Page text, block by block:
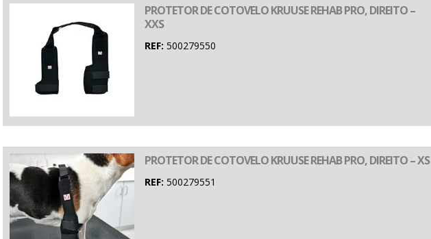
PROTETOR DE COTOVELO KRUUSE REHAB PRO, DIREITO –
XXS
REF: 500279550
PROTETOR DE COTOVELO KRUUSE REHAB PRO, DIREITO – XS
REF: 500279551